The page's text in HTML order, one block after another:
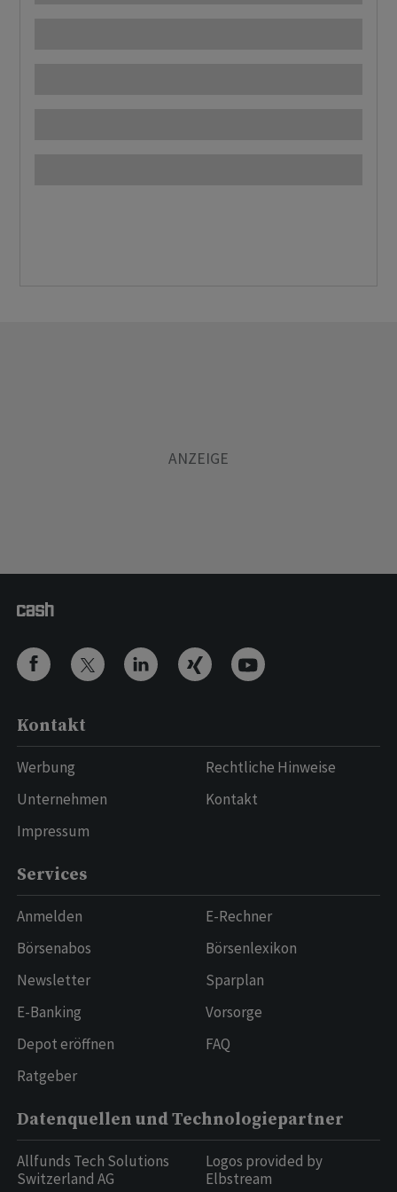
Kontakt
Werbung
Unternehmen
Impressum
Rechtliche Hinweise
Kontakt
Services
Anmelden
Börsenabos
Newsletter
E-Banking
Depot eröffnen
Ratgeber
E-Rechner
Börsenlexikon
Sparplan
Vorsorge
FAQ
Datenquellen und Technologiepartner
Allfunds Tech Solutions
Switzerland AG
Logos provided by
Elbstream